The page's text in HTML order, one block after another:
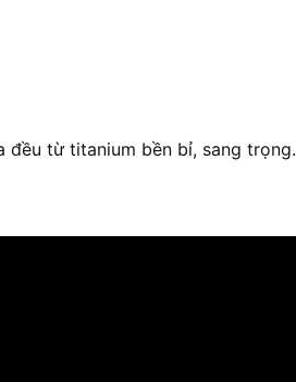
từ titanium bền bỉ, sang trọng.